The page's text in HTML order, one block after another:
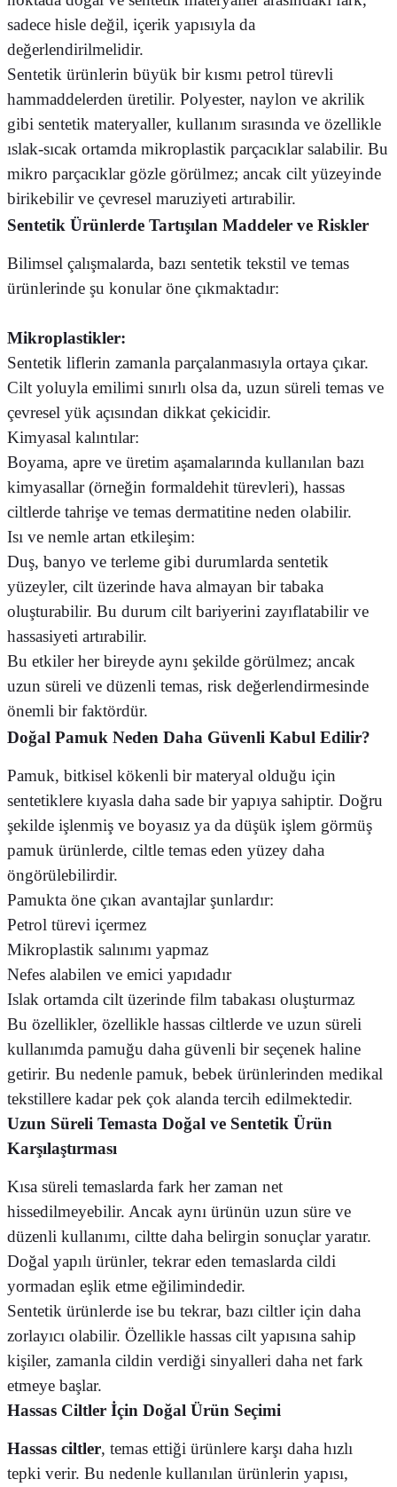
sadece hisle değil, içerik yapısıyla da
değerlendirilmelidir.
Sentetik ürünlerin büyük bir kısmı petrol türevli
hammaddelerden üretilir. Polyester, naylon ve akrilik
gibi sentetik materyaller, kullanım sırasında ve özellikle
ıslak-sıcak ortamda mikroplastik parçacıklar salabilir. Bu
mikro parçacıklar gözle görülmez; ancak cilt yüzeyinde
birikebilir ve çevresel maruziyeti artırabilir.
Sentetik Ürünlerde Tartışılan Maddeler ve Riskler
Bilimsel çalışmalarda, bazı sentetik tekstil ve temas
ürünlerinde şu konular öne çıkmaktadır:
Mikroplastikler:
Sentetik liflerin zamanla parçalanmasıyla ortaya çıkar.
Cilt yoluyla emilimi sınırlı olsa da, uzun süreli temas ve
çevresel yük açısından dikkat çekicidir.
Kimyasal kalıntılar:
Boyama, apre ve üretim aşamalarında kullanılan bazı
kimyasallar (örneğin formaldehit türevleri), hassas
ciltlerde tahrişe ve temas dermatitine neden olabilir.
Isı ve nemle artan etkileşim:
Duş, banyo ve terleme gibi durumlarda sentetik
yüzeyler, cilt üzerinde hava almayan bir tabaka
oluşturabilir. Bu durum cilt bariyerini zayıflatabilir ve
hassasiyeti artırabilir.
Bu etkiler her bireyde aynı şekilde görülmez; ancak
uzun süreli ve düzenli temas, risk değerlendirmesinde
önemli bir faktördür.
Doğal Pamuk Neden Daha Güvenli Kabul Edilir?
Pamuk, bitkisel kökenli bir materyal olduğu için
sentetiklere kıyasla daha sade bir yapıya sahiptir. Doğru
şekilde işlenmiş ve boyasız ya da düşük işlem görmüş
pamuk ürünlerde, ciltle temas eden yüzey daha
öngörülebilirdir.
Pamukta öne çıkan avantajlar şunlardır:
Petrol türevi içermez
Mikroplastik salınımı yapmaz
Nefes alabilen ve emici yapıdadır
Islak ortamda cilt üzerinde film tabakası oluşturmaz
Bu özellikler, özellikle hassas ciltlerde ve uzun süreli
kullanımda pamuğu daha güvenli bir seçenek haline
getirir. Bu nedenle pamuk, bebek ürünlerinden medikal
tekstillere kadar pek çok alanda tercih edilmektedir.
Uzun Süreli Temasta Doğal ve Sentetik Ürün
Karşılaştırması
Kısa süreli temaslarda fark her zaman net
hissedilmeyebilir. Ancak aynı ürünün uzun süre ve
düzenli kullanımı, ciltte daha belirgin sonuçlar yaratır.
Doğal yapılı ürünler, tekrar eden temaslarda cildi
yormadan eşlik etme eğilimindedir.
Sentetik ürünlerde ise bu tekrar, bazı ciltler için daha
zorlayıcı olabilir. Özellikle hassas cilt yapısına sahip
kişiler, zamanla cildin verdiği sinyalleri daha net fark
etmeye başlar.
Hassas Ciltler İçin Doğal Ürün Seçimi
Hassas ciltler, temas ettiği ürünlere karşı daha hızlı
tepki verir. Bu nedenle kullanılan ürünlerin yapısı,